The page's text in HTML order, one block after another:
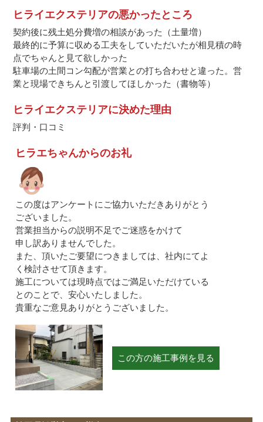
ヒライエクステリアの悪かったところ
契約後に残土処分費増の相談があった（土量増）
最終的に予算に収める工夫をしていただいたが相見積の時
点でちゃんと見て欲しかった
駐車場の土間コン勾配が営業との打ち合わせと違った。営
業と現場できちんと引渡してほしかった（書物等）
ヒライエクステリアに決めた理由
評判・口コミ
ヒラエちゃんからのお礼
この度はアンケートにご協力いただきありがとう
ございました。
営業担当からの説明不足でご迷惑をかけて
申し訳ありませんでした。
また、頂いたご要望につきましては、社内にてよ
く検討させて頂きます。
施工については現時点ではご満足いただけている
とのことで、安心いたしました。
貴重なご意見ありがとうございました。
この方の施工事例を見る